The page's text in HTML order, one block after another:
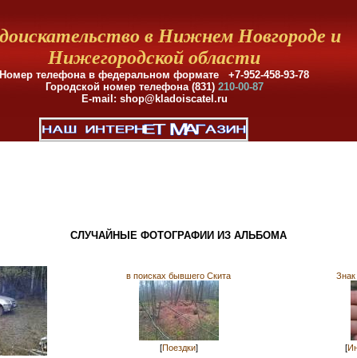
в Нижнем Новгороде и
Нижегородской области
Номер телефона в федеральном формате +7-952-458-93-78
Городской номер телефона (831) 210-00-87
E-mail: shop@kladoiscatel.ru
СЛУЧАЙНЫЕ ФОТОГРАФИИ ИЗ АЛЬБОМА
в поисках бывшего Скита
[Поездки] [